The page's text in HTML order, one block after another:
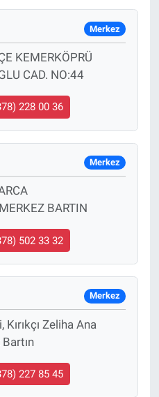
Merkez
KEMERKÖPRÜ
CAD. NO:44
228 00 36
Merkez
BARTIN
502 33 32
Merkez
Zeliha Ana
227 85 45